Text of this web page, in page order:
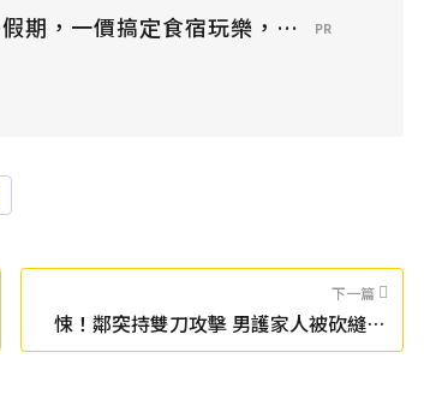
期，一價搞定食宿玩樂，省錢更省心！
PR
下一篇
悚！鄰突持雙刀攻擊 男護家人被砍縫16
針